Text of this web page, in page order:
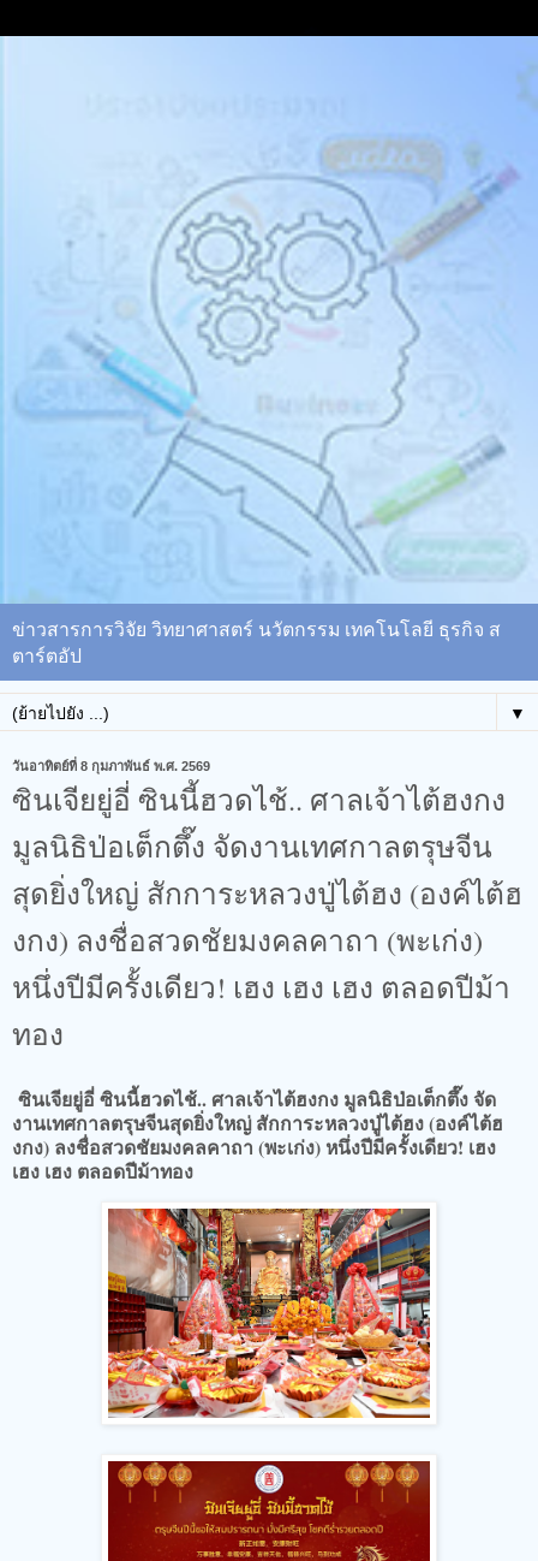
ข่าวสารการวิจัย วิทยาศาสตร์ นวัตกรรม เทคโนโลยี ธุรกิจ ส
ตาร์ตอัป
▼
วันอาทิตย์ที่ 8 กุมภาพันธ์ พ.ศ. 2569
ซินเจียยู่อี่ ซินนี้ฮวดไช้.. ศาลเจ้าไต้ฮงกง
มูลนิธิป่อเต็กตึ๊ง จัดงานเทศกาลตรุษจีน
สุดยิ่งใหญ่ สักการะหลวงปู่ไต้ฮง (องค์ไต้ฮ
งกง) ลงชื่อสวดชัยมงคลคาถา (พะเก่ง)
หนึ่งปีมีครั้งเดียว! เฮง เฮง เฮง ตลอดปีม้า
ทอง
ซินเจียยู่อี่ ซินนี้ฮวดไช้.. ศาลเจ้าไต้ฮงกง มูลนิธิป่อเต็กตึ๊ง จัด
งานเทศกาลตรุษจีนสุดยิ่งใหญ่ สักการะหลวงปู่ไต้ฮง (องค์ไต้ฮ
งกง) ลงชื่อสวดชัยมงคลคาถา (พะเก่ง) หนึ่งปีมีครั้งเดียว! เฮง
เฮง เฮง ตลอดปีม้าทอง